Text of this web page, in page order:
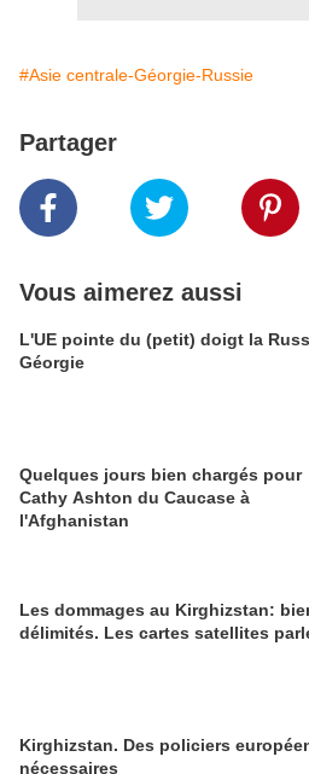
#Asie centrale-Géorgie-Russie
Partager
Vous aimerez aussi
L'UE pointe du (petit) doigt la
Géorgie
Quelques jours bien chargés pour
Cathy Ashton du Caucase à
l'Afghanistan
Les dommages au Kirghizstan:
délimités. Les cartes satellites
Kirghizstan. Des policiers
nécessaires